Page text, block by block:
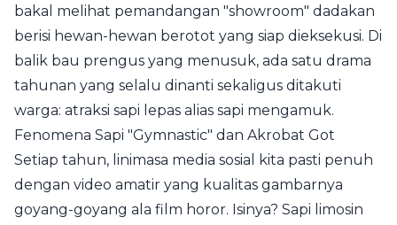
bakal melihat pemandangan "showroom" dadakan
berisi hewan-hewan berotot yang siap dieksekusi. Di
balik bau prengus yang menusuk, ada satu drama
tahunan yang selalu dinanti sekaligus ditakuti
warga: atraksi sapi lepas alias sapi mengamuk.
Fenomena Sapi "Gymnastic" dan Akrobat Got
Setiap tahun, linimasa media sosial kita pasti penuh
dengan video amatir yang kualitas gambarnya
goyang-goyang ala film horor. Isinya? Sapi limosin